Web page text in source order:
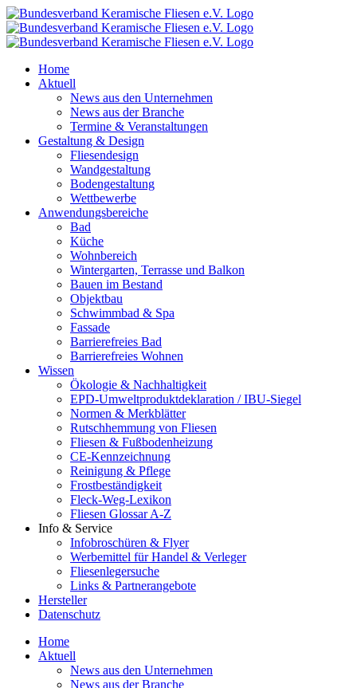
Zum
Inhalt
springen
Home
Aktuell
News aus den Unternehmen
News aus der Branche
Termine & Veranstaltungen
Gestaltung & Design
Fliesendesign
Wandgestaltung
Bodengestaltung
Wettbewerbe
Anwendungsbereiche
Bad
Küche
Wohnbereich
Wintergarten, Terrasse und Balkon
Bauen im Bestand
Objektbau
Schwimmbad & Spa
Fassade
Barrierefreies Bad
Barrierefreies Wohnen
Wissen
Ökologie & Nachhaltigkeit
EPD-Umweltproduktdeklaration / IBU-Siegel
Normen & Merkblätter
Rutschhemmung von Fliesen
Fliesen & Fußbodenheizung
CE-Kennzeichnung
Reinigung & Pflege
Frostbeständigkeit
Fleck-Weg-Lexikon
Fliesen Glossar A-Z
Info & Service
Infobroschüren & Flyer
Werbemittel für Handel & Verleger
Fliesenlegersuche
Links & Partnerangebote
Hersteller
Datenschutz
Home
Aktuell
News aus den Unternehmen
News aus der Branche